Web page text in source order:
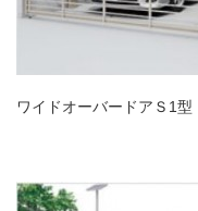
ワイドオーバードアＳ1型